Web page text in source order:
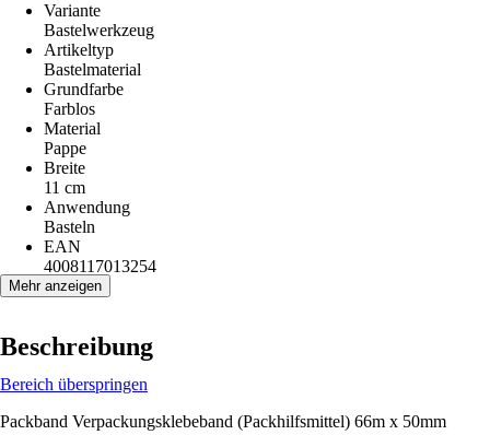
Variante
Bastelwerkzeug
Artikeltyp
Bastelmaterial
Grundfarbe
Farblos
Material
Pappe
Breite
11 cm
Anwendung
Basteln
EAN
4008117013254
Mehr anzeigen
Beschreibung
Bereich überspringen
Packband Verpackungsklebeband (Packhilfsmittel) 66m x 50mm